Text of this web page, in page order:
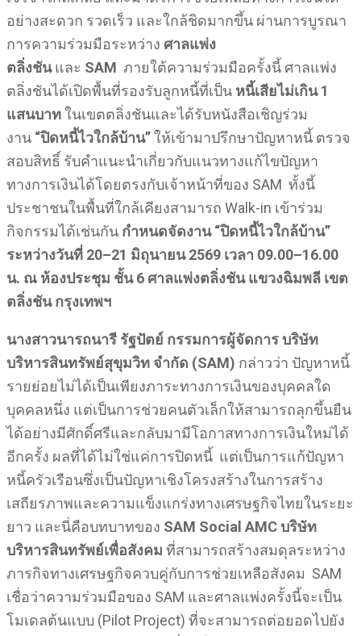
อย่างสะดวก รวดเร็ว และใกล้ชิดมากขึ้น ผ่านการบูรณา
การความร่วมมือระหว่าง ศาลแพ่ง
ตลิ่งชันและ SAM ภายใต้ความร่วมมือครั้งนี้ ศาลแพ่ง
ตลิ่งชันได้เปิดพื้นที่รองรับลูกหนี้ที่เป็น หนี้เสียไม่เกิน 1
แสนบาทในเขตตลิ่งชันและได้รับหนังสือเชิญร่วม
งาน “ปิดหนี้ไวใกล้บ้าน”ให้เข้ามาปรึกษาปัญหาหนี้ ตรวจ
สอบสิทธิ์ รับคำแนะนำเกี่ยวกับแนวทางแก้ไขปัญหา
ทางการเงินได้โดยตรงกับเจ้าหน้าที่ของ SAM ทั้งนี้
ประชาชนในพื้นที่ใกล้เคียงสามารถ Walk-in เข้าร่วม
กิจกรรมได้เช่นกัน กำหนดจัดงาน “ปิดหนี้ไวใกล้บ้าน”
ระหว่างวันที่ 20–21 มิถุนายน 2569 เวลา 09.00–16.00
น. ณ ห้องประชุม ชั้น 6 ศาลแพ่งตลิ่งชัน แขวงฉิมพลี เขต
ตลิ่งชัน กรุงเทพฯ
นางสาวนารถนารี รัฐปัตย์ กรรมการผู้จัดการ บริษัท
บริหารสินทรัพย์สุขุมวิท จำกัด (SAM) กล่าวว่า ปัญหาหนี้
รายย่อยไม่ได้เป็นเพียงภาระทางการเงินของบุคคลใด
บุคคลหนึ่ง แต่เป็นการช่วยคนตัวเล็กให้สามารถลุกขึ้นยืน
ได้อย่างมีศักดิ์ศรีและกลับมามีโอกาสทางการเงินใหม่ได้
อีกครั้ง ผลที่ได้ไม่ใช่แค่การปิดหนี้ แต่เป็นการแก้ปัญหา
หนี้ครัวเรือนซึ่งเป็นปัญหาเชิงโครงสร้างในการสร้าง
เสถียรภาพและความแข็งแกร่งทางเศรษฐกิจไทยในระยะ
ยาว และนี่คือบทบาทของ SAM Social AMCบริษัท
บริหารสินทรัพย์เพื่อสังคม ที่สามารถสร้างสมดุลระหว่าง
ภารกิจทางเศรษฐกิจควบคู่กับการช่วยเหลือสังคม SAM
เชื่อว่าความร่วมมือของ SAM และศาลแพ่งครั้งนี้จะเป็น
โมเดลต้นแบบ (Pilot Project) ที่จะสามารถต่อยอดไปยัง